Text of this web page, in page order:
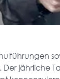
jährliche